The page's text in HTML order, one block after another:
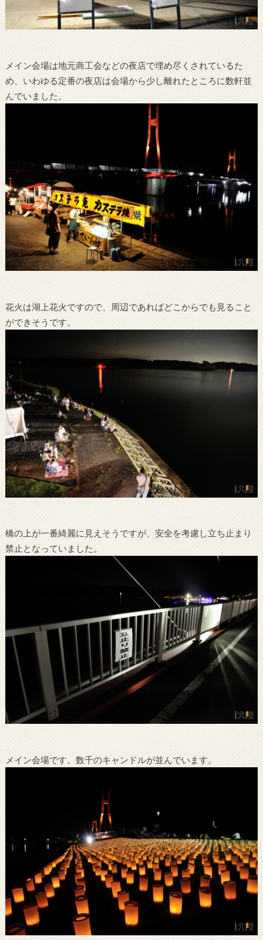
メイン会場は地元商工会などの夜店で埋め尽くされているた
め、いわゆる定番の夜店は会場から少し離れたところに数軒並
んでいました。
花火は湖上花火ですので、周辺であればどこからでも見ること
ができそうです。
橋の上が一番綺麗に見えそうですが、安全を考慮し立ち止まり
禁止となっていました。
メイン会場です。数千のキャンドルが並んでいます。